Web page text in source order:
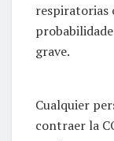
respiratorias
grave.
Cualquier
contraer la